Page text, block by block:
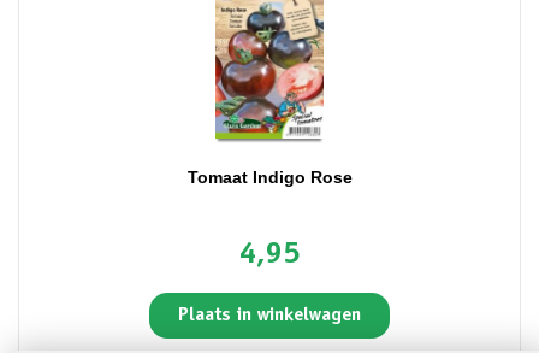
Tomaat Indigo Rose
4,95
Plaats in winkelwagen